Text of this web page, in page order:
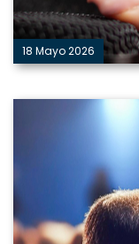
18 Mayo 2026